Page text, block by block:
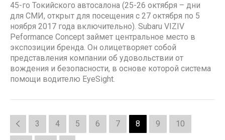
45-го Токийского автосалона (25-26 октября – дни
для СМИ, открыт для посещения с 27 октября по 5
ноября 2017 года включительно). Subaru VIZIV
Peformance Concept займет центральное место в
экспозиции бренда. Он олицетворяет собой
представления компании об удовольствии от
вождения и безопасности, в основе которой система
помощи водителю EyeSight.
3 4 5 6 7 8 9 10